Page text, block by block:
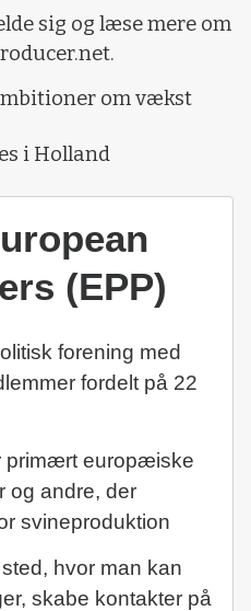
sig og læse mere om
om vækst
i Holland
(EPP)
forening med
fordelt på 22
primært europæiske
og andre, der
svineproduktion
hvor man kan
skabe kontakter på